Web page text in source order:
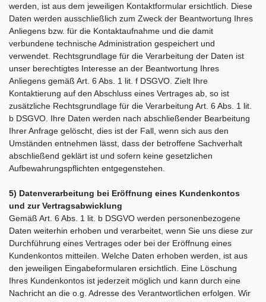
werden, ist aus dem jeweiligen Kontaktformular ersichtlich. Diese
Daten werden ausschließlich zum Zweck der Beantwortung Ihres
Anliegens bzw. für die Kontaktaufnahme und die damit
verbundene technische Administration gespeichert und
verwendet. Rechtsgrundlage für die Verarbeitung der Daten ist
unser berechtigtes Interesse an der Beantwortung Ihres
Anliegens gemäß Art. 6 Abs. 1 lit. f DSGVO. Zielt Ihre
Kontaktierung auf den Abschluss eines Vertrages ab, so ist
zusätzliche Rechtsgrundlage für die Verarbeitung Art. 6 Abs. 1 lit.
b DSGVO. Ihre Daten werden nach abschließender Bearbeitung
Ihrer Anfrage gelöscht, dies ist der Fall, wenn sich aus den
Umständen entnehmen lässt, dass der betroffene Sachverhalt
abschließend geklärt ist und sofern keine gesetzlichen
Aufbewahrungspflichten entgegenstehen.
5) Datenverarbeitung bei Eröffnung eines Kundenkontos
und zur Vertragsabwicklung
Gemäß Art. 6 Abs. 1 lit. b DSGVO werden personenbezogene
Daten weiterhin erhoben und verarbeitet, wenn Sie uns diese zur
Durchführung eines Vertrages oder bei der Eröffnung eines
Kundenkontos mitteilen. Welche Daten erhoben werden, ist aus
den jeweiligen Eingabeformularen ersichtlich. Eine Löschung
Ihres Kundenkontos ist jederzeit möglich und kann durch eine
Nachricht an die o.g. Adresse des Verantwortlichen erfolgen. Wir